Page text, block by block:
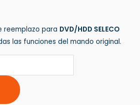
reemplazo para DVD/HDD SELECO
las funciones del mando original.